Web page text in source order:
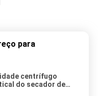
para
centrífugo
do secador de